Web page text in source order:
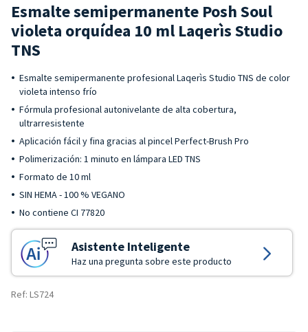
Esmalte semipermanente Posh Soul
violeta orquídea 10 ml Laqerìs Studio
TNS
Esmalte semipermanente profesional Laqerìs Studio TNS de color
violeta intenso frío
Fórmula profesional autonivelante de alta cobertura,
ultrarresistente
Aplicación fácil y fina gracias al pincel Perfect-Brush Pro
Polimerización: 1 minuto en lámpara LED TNS
Formato de 10 ml
SIN HEMA - 100 % VEGANO
No contiene CI 77820
Asistente Inteligente
Haz una pregunta sobre este producto
Ref: LS724